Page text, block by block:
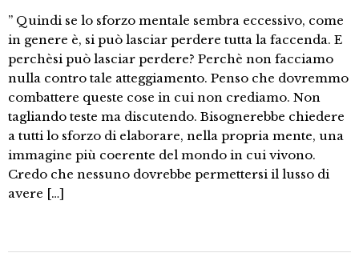
” Quindi se lo sforzo mentale sembra eccessivo, come
in genere è, si può lasciar perdere tutta la faccenda. E
perchèsi può lasciar perdere? Perchè non facciamo
nulla contro tale atteggiamento. Penso che dovremmo
combattere queste cose in cui non crediamo. Non
tagliando teste ma discutendo. Bisognerebbe chiedere
a tutti lo sforzo di elaborare, nella propria mente, una
immagine più coerente del mondo in cui vivono.
Credo che nessuno dovrebbe permettersi il lusso di
avere […]